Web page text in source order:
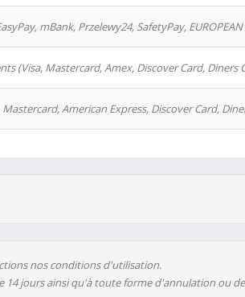
mBank, Przelewy24, SafetyPay,
(Visa, Mastercard, Amex, Discover Card, Diners
American Express, Discover Card,
nos conditions d'utilisation.
14 jours ainsi qu'à toute forme d'annulation ou